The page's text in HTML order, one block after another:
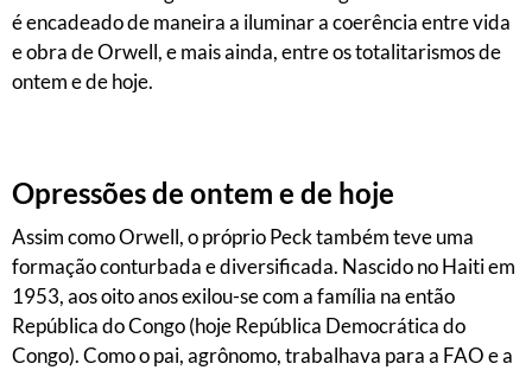
é encadeado de maneira a iluminar a coerência entre vida
e obra de Orwell, e mais ainda, entre os totalitarismos de
ontem e de hoje.
Opressões de ontem e de hoje
Assim como Orwell, o próprio Peck também teve uma
formação conturbada e diversificada. Nascido no Haiti em
1953, aos oito anos exilou-se com a família na então
República do Congo (hoje República Democrática do
Congo). Como o pai, agrônomo, trabalhava para a FAO e a